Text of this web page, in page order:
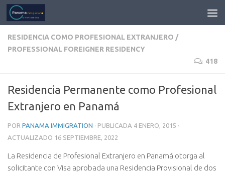
RESIDENCIA COMO PROFESIONAL EXTRANJERO /
PROFESSIONAL FOREIGNER RESIDENCY
418
Residencia Permanente como Profesional
Extranjero en Panamá
POR PANAMA IMMIGRATION · PUBLICADA 4 ENERO, 2015 ·
ACTUALIZADO 16 SEPTIEMBRE, 2022
La Residencia de Profesional Extranjero en Panamá otorga al
solicitante con Visa aprobada una Residencia Provisional de dos